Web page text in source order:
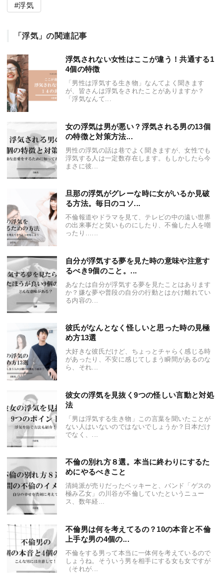
浮気
「浮気」の関連記事
浮気されない女性はここが違う！共通する1
4個の特徴
「男性は浮気する生き物」なんてよく聞きます
が、皆さんは浮気をされたことがありますか？
「浮気なんて...
女の浮気は男が悪い？浮気される男の13個
の特徴と対策方法...
男性の浮気の話は巷でよく聞きますが、女性でも
浮気する人は一定数存在します。もしかしたら今
まさに彼...
旦那の浮気がグレーな時に女がいるか見破
る方法。毎日のコソ...
不倫報道やドラマを見て、テレビの中の遠い世界
の出来事だと笑いものにしたり、不倫した人を嘲
ったり…...
自分が浮気する夢を見た時の意味や注意す
るべき9個のこと。...
あなたは自分が浮気する夢を見たことはあります
か？嫌な夢や普段の自分の行動とはかけ離れてい
る内容の...
彼氏がなんとなく怪しいと思った時の見極
め方13選
大好きな彼氏だけど、ちょっとチャらく感じる時
があったり、不安に感じてしまう瞬間があるのな
ら、それ...
彼女の浮気を見抜く9つの怪しい言動と対処
法
「男は浮気する生き物」この言葉を聞いたことが
ない人はいないのではないでしょうか？日本だけ
でなく、...
不倫の別れ方８選。本当に終わりにするた
めにやるべきこと
清純派が売りだったベッキーと、バンド「ゲスの
極み乙女」の川谷が不倫していたというニュー
ス、数年経...
不倫男は何を考えてるの？10の本音と不倫
上手な男の4個の...
不倫をする男って本当に一体何を考えているので
しょうね。そういう男を相手にする女も女ですが
（それが...